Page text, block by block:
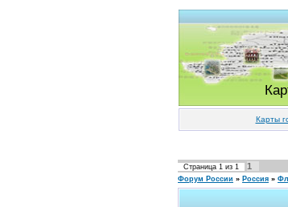
Карты
Страница 1 из 1 1
Форум России » Россия »